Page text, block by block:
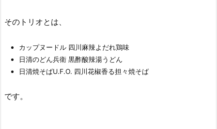
そのトリオとは、
カップヌードル 四川麻辣よだれ鶏味
日清のどん兵衛 黒酢酸辣湯うどん
日清焼そばU.F.O. 四川花椒香る担々焼そば
です。